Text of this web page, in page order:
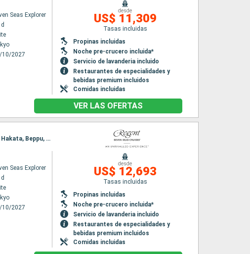
Seas Explorer
10/2027
desde
US$ 11,309
Tasas incluidas
Propinas incluidas
Noche pre-crucero incluida*
Servicio de lavanderia incluido
Restaurantes de especialidades y
bebidas premium incluidos
Comidas incluidas
VER LAS OFERTAS
Itinerario : Tokyo, Shimizu, Tokushima, Kobe, Kochi, Hiroshima, Busan, Nagasaki, Hakata, Beppu, Tokyo
Seas Explorer
10/2027
desde
US$ 12,693
Tasas incluidas
Propinas incluidas
Noche pre-crucero incluida*
Servicio de lavanderia incluido
Restaurantes de especialidades y
bebidas premium incluidos
Comidas incluidas